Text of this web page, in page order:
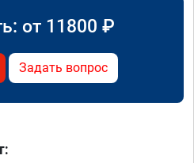
от 11800 ₽
Задать вопрос